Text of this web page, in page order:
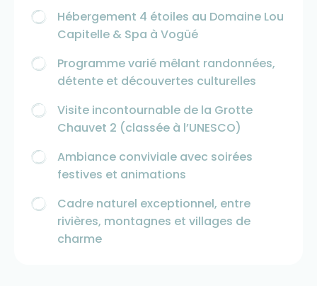
Hébergement 4 étoiles au Domaine Lou
Capitelle & Spa à Vogüé
Programme varié mêlant randonnées,
détente et découvertes culturelles
Visite incontournable de la Grotte
Chauvet 2 (classée à l’UNESCO)
Ambiance conviviale avec soirées
festives et animations
Cadre naturel exceptionnel, entre
rivières, montagnes et villages de
charme